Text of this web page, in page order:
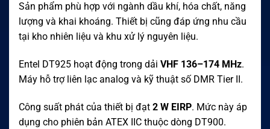
Sản phẩm phù hợp với ngành dầu khí, hóa chất, năng
lượng và khai khoáng. Thiết bị cũng đáp ứng nhu cầu
tại kho nhiên liệu và khu xử lý nguyên liệu.
Entel DT925 hoạt động trong dải VHF 136–174 MHz.
Máy hỗ trợ liên lạc analog và kỹ thuật số DMR Tier II.
Công suất phát của thiết bị đạt 2 W EIRP. Mức này áp
dụng cho phiên bản ATEX IIC thuộc dòng DT900.